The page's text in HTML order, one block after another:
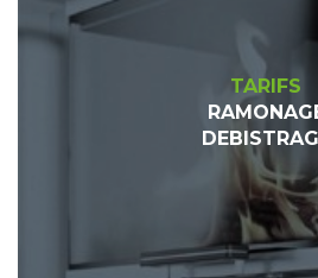
TARIFS